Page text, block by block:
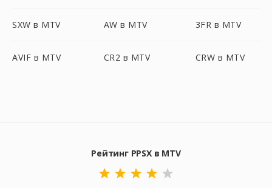
SXW в MTV AW в MTV 3FR в MTV
AVIF в MTV CR2 в MTV CRW в MTV
Рейтинг PPSX в MTV